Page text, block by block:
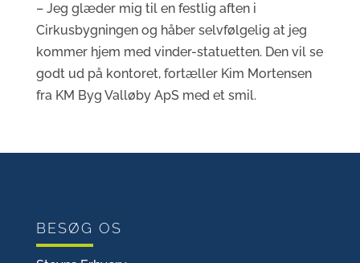
– Jeg glæder mig til en festlig aften i
Cirkusbygningen og håber selvfølgelig at jeg
kommer hjem med vinder-statuetten. Den vil se
godt ud på kontoret, fortæller Kim Mortensen
fra KM Byg Valløby ApS med et smil.
BESØG OS